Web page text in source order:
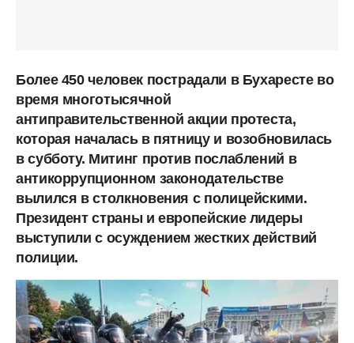
Более 450 человек пострадали в Бухаресте во
время многотысячной
антиправительственной акции протеста,
которая началась в пятницу и возобновилась
в субботу. Митинг против послаблений в
антикоррупционном законодательстве
вылился в столкновения с полицейскими.
Президент страны и европейские лидеры
выступили с осуждением жестких действий
полиции.